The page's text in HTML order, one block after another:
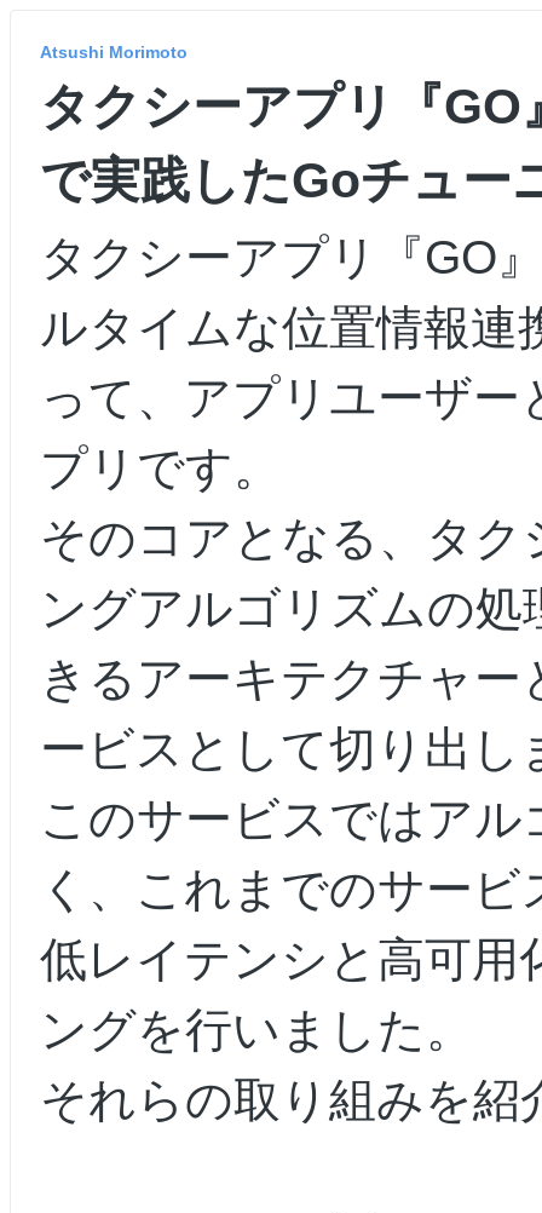
Atsushi Morimoto
タクシーアプリ『
で実践したGoチュー
タクシーアプリ『GO
ルタイムな位置情報連
って、アプリユーザ
プリです。
そのコアとなる、タ
ングアルゴリズムの
きるアーキテクチャ
ービスとして切り出し
このサービスではア
く、これまでのサー
低レイテンシと高可用
ングを行いました。
それらの取り組みを紹